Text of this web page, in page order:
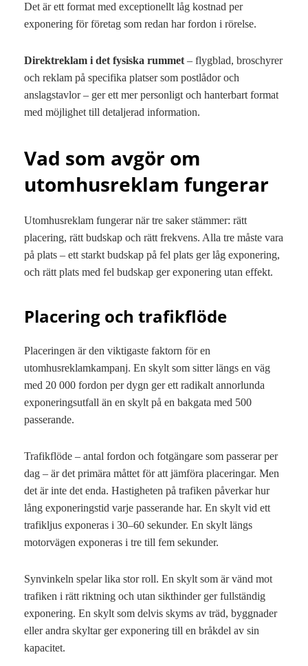
Det är ett format med exceptionellt låg kostnad per
exponering för företag som redan har fordon i rörelse.
Direktreklam i det fysiska rummet – flygblad, broschyrer
och reklam på specifika platser som postlådor och
anslagstavlor – ger ett mer personligt och hanterbart format
med möjlighet till detaljerad information.
Vad som avgör om
utomhusreklam fungerar
Utomhusreklam fungerar när tre saker stämmer: rätt
placering, rätt budskap och rätt frekvens. Alla tre måste vara
på plats – ett starkt budskap på fel plats ger låg exponering,
och rätt plats med fel budskap ger exponering utan effekt.
Placering och trafikflöde
Placeringen är den viktigaste faktorn för en
utomhusreklamkampanj. En skylt som sitter längs en väg
med 20 000 fordon per dygn ger ett radikalt annorlunda
exponeringsutfall än en skylt på en bakgata med 500
passerande.
Trafikflöde – antal fordon och fotgängare som passerar per
dag – är det primära måttet för att jämföra placeringar. Men
det är inte det enda. Hastigheten på trafiken påverkar hur
lång exponeringstid varje passerande har. En skylt vid ett
trafikljus exponeras i 30–60 sekunder. En skylt längs
motorvägen exponeras i tre till fem sekunder.
Synvinkeln spelar lika stor roll. En skylt som är vänd mot
trafiken i rätt riktning och utan sikthinder ger fullständig
exponering. En skylt som delvis skyms av träd, byggnader
eller andra skyltar ger exponering till en bråkdel av sin
kapacitet.